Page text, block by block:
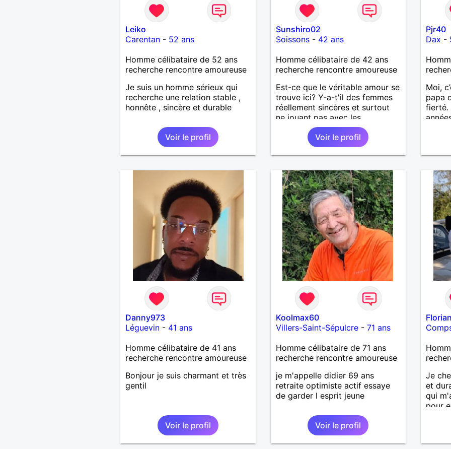
Leiko
Carentan- 52 ans
Homme célibataire de 52 ans
recherche rencontre amoureuse
Je suis un homme sérieux qui
recherche une relation stable ,
honnête , sincère et durable
Voir le profil
Sunshiro02
Soissons- 42 ans
Homme célibataire de 42 ans
recherche rencontre amoureuse
Est-ce que le véritable amour se
trouve ici? Y-a-t'il des femmes
réellement sincères et surtout
ne jouant pas avec les
sentiments des hommes? Etant
un homme protecteur et
bienveillant, je veux continuer
d'y croire et pouvoir enfin
désir temps. Faux profil,
profiteuse et autres joyeuseté
passer votre chemin, vous ne
m'intéressez pas du tout!
Voir le profil
Pjr40
Dax -
Moi,
papa
fierté.
le
yeux
des
« Le
être
de
et
«
Mais
aura
je
tout
des
Danny973
Léguevin- 41 ans
Homme célibataire de 41 ans
recherche rencontre amoureuse
Bonjour je suis charmant et très
gentil
Voir le profil
Koolmax60
Villers-Saint-Sépulcre- 71 ans
Homme célibataire de 71 ans
recherche rencontre amoureuse
je m'appelle didier 69 ans
retraite optimiste actif essaye
de garder l esprit jeune
Voir le profil
Je
et
qui
pour
nous